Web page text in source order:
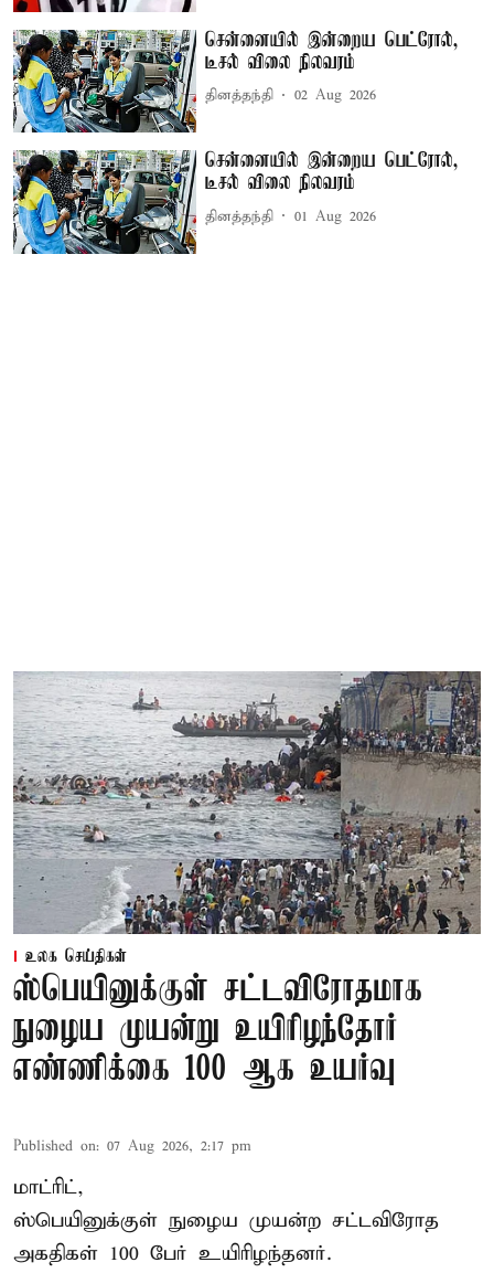
சென்னையில் இன்றைய பெட்ரோல்,
டீசல் விலை நிலவரம்
தினத்தந்தி 02 Aug 2026
சென்னையில் இன்றைய பெட்ரோல்,
டீசல் விலை நிலவரம்
தினத்தந்தி 01 Aug 2026
உலக செய்திகள்
ஸ்பெயினுக்குள் சட்டவிரோதமாக
நுழைய முயன்று உயிரிழந்தோர்
எண்ணிக்கை 100 ஆக உயர்வு
Published on: 07 Aug 2026, 2:17 pm
மாட்ரிட்,
ஸ்பெயினுக்குள் நுழைய முயன்ற சட்டவிரோத
அகதிகள் 100 பேர் உயிரிழந்தனர்.